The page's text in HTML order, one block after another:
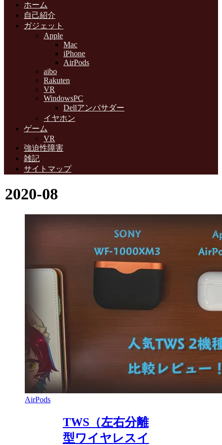
ホーム
自己紹介
ガジェット
Apple
Mac
iPhone
AirPods
aibo
Rakuten
VR
WindowsPC
Dellアンバサダー
イヤホン
ゲーム
VR
強迫性障害
雑記
サイトマップ
2020-08
AirPods
TWS（左右分離
型ワイヤレスイ